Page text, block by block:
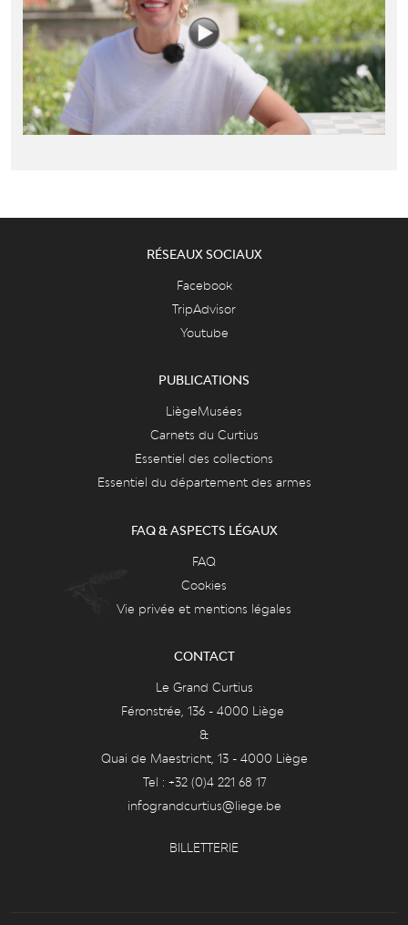
RÉSEAUX SOCIAUX
Facebook
TripAdvisor
Youtube
PUBLICATIONS
LiègeMusées
Carnets du Curtius
Essentiel des collections
Essentiel du département des armes
FAQ & ASPECTS LÉGAUX
FAQ
Cookies
Vie privée et mentions légales
CONTACT
Le Grand Curtius
Féronstrée, 136 - 4000 Liège
&
Quai de Maestricht, 13 - 4000 Liège
Tel : +32 (0)4 221 68 17
infograndcurtius@liege.be
BILLETTERIE